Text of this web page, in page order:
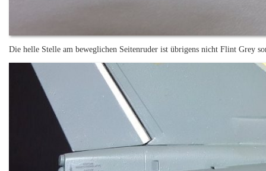
Die helle Stelle am beweglichen Seitenruder ist übrigens nicht Flint Grey